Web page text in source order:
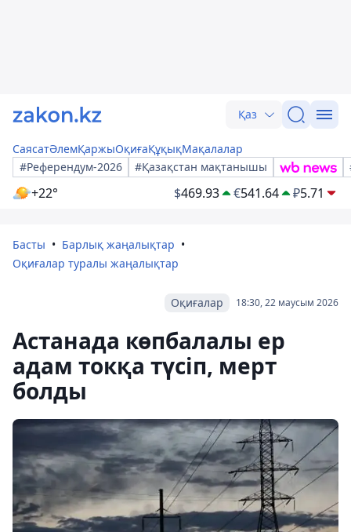
Қаз
СаясатӘлемҚаржыОқиғаҚұқықМақалалар
#Референдум-2026
#Қазақстан мақтанышы
+22° $469.93 €541.64 ₽5.71
Басты
Барлық жаңалықтар
Оқиғалар туралы жаңалықтар
18:30, 22 маусым 2026
Оқиғалар
Астанада көпбалалы ер
адам токқа түсіп, мерт
болды